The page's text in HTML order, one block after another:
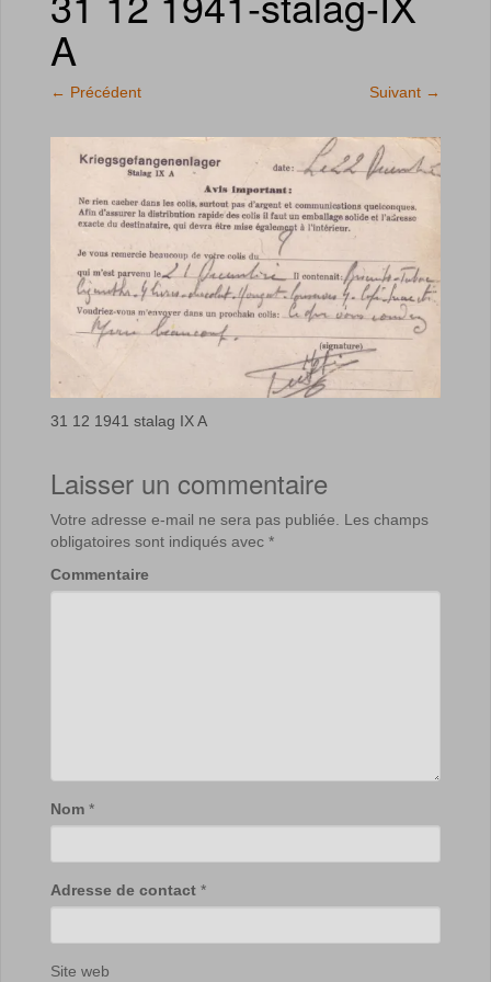
A
← Précédent Suivant →
31 12 1941 stalag IX A
Laisser un commentaire
Votre adresse e-mail ne sera pas publiée. Les champs
obligatoires sont indiqués avec *
Commentaire
Nom *
Adresse de contact *
Site web